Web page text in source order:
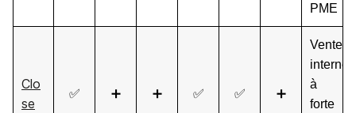
PME
Clo
se
✅ ➕ ➕ ✅ ✅ ➕
Ventes
internes
à
forte